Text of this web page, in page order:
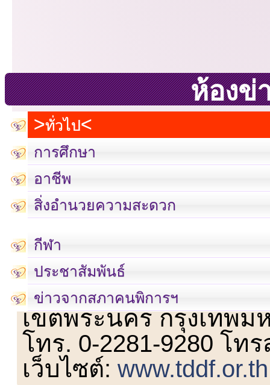
ห้องข่
ทั่วไป
การศึกษา
อาชีพ
สิ่งอำนวยความสะดวก
กีฬา
ประชาสัมพันธ์
ข่าวจากสภาคนพิการฯ
เลขที่ 23 ชั้น 2 ถนนวิ
เขตพระนคร กรุงเทพม
โทร. 0-2281-9280 โท
เว็บไซต์:www.tddf.or.th